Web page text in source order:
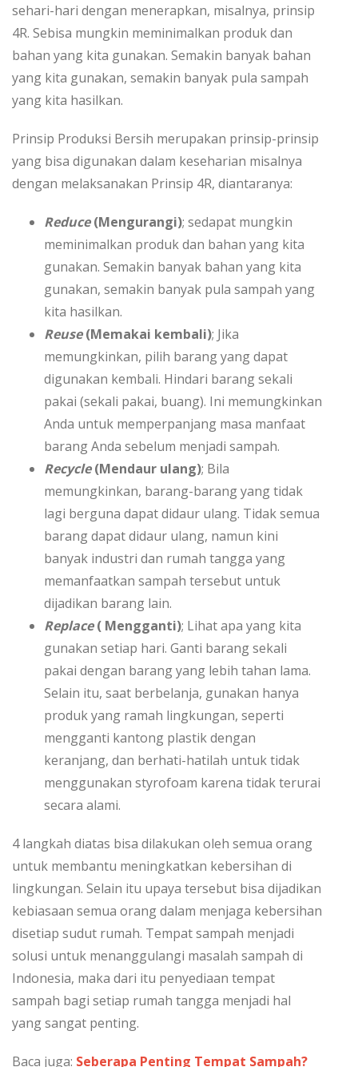
sehari-hari dengan menerapkan, misalnya, prinsip
4R. Sebisa mungkin meminimalkan produk dan
bahan yang kita gunakan. Semakin banyak bahan
yang kita gunakan, semakin banyak pula sampah
yang kita hasilkan.
Prinsip Produksi Bersih merupakan prinsip-prinsip
yang bisa digunakan dalam keseharian misalnya
dengan melaksanakan Prinsip 4R, diantaranya:
Reduce(Mengurangi); sedapat mungkin
meminimalkan produk dan bahan yang kita
gunakan. Semakin banyak bahan yang kita
gunakan, semakin banyak pula sampah yang
kita hasilkan.
Reuse(Memakai kembali); Jika
memungkinkan, pilih barang yang dapat
digunakan kembali. Hindari barang sekali
pakai (sekali pakai, buang). Ini memungkinkan
Anda untuk memperpanjang masa manfaat
barang Anda sebelum menjadi sampah.
Recycle(Mendaur ulang); Bila
memungkinkan, barang-barang yang tidak
lagi berguna dapat didaur ulang. Tidak semua
barang dapat didaur ulang, namun kini
banyak industri dan rumah tangga yang
memanfaatkan sampah tersebut untuk
dijadikan barang lain.
Replace( Mengganti); Lihat apa yang kita
gunakan setiap hari. Ganti barang sekali
pakai dengan barang yang lebih tahan lama.
Selain itu, saat berbelanja, gunakan hanya
produk yang ramah lingkungan, seperti
mengganti kantong plastik dengan
keranjang, dan berhati-hatilah untuk tidak
menggunakan styrofoam karena tidak terurai
secara alami.
4 langkah diatas bisa dilakukan oleh semua orang
untuk membantu meningkatkan kebersihan di
lingkungan. Selain itu upaya tersebut bisa dijadikan
kebiasaan semua orang dalam menjaga kebersihan
disetiap sudut rumah. Tempat sampah menjadi
solusi untuk menanggulangi masalah sampah di
Indonesia, maka dari itu penyediaan tempat
sampah bagi setiap rumah tangga menjadi hal
yang sangat penting.
Baca juga: Seberapa Penting Tempat Sampah?